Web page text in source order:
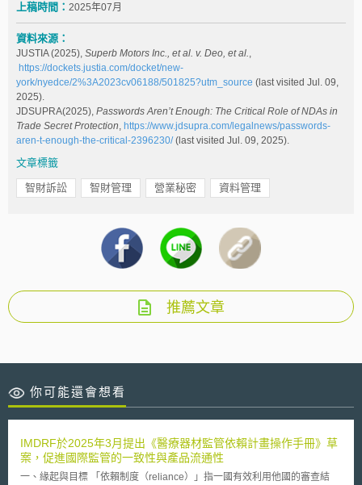
上稿時間： 2025年07月
資料來源：
JUSTIA (2025), Superb Motors Inc., et al. v. Deo, et al.,
https://dockets.justia.com/docket/new-
york/nyedce/2%3A2023cv06188/501825?utm_source (last visited Jul. 09,
2025).
JDSUPRA(2025), Passwords Aren’t Enough: The Critical Role of NDAs in
Trade Secret Protection, https://www.jdsupra.com/legalnews/passwords-
aren-t-enough-the-critical-2396230/(last visited Jul. 09, 2025).
文章標籤
智財訴訟 智財管理 營業秘密 資料管理
推薦文章
你可能還會想看
IMDRF於2025年3月提出《醫療器材監管依賴計畫操作手冊》草
案，促進國際監管的一致性與產品流通性
一、緣起與目標 「依賴制度（reliance）」指一國有效利用他國的審查結